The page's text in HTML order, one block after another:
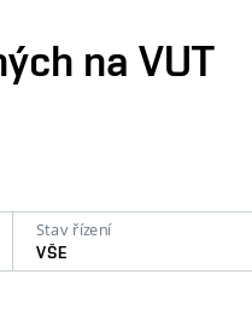
na VUT
Stav řízení
VŠE